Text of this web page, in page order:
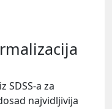
iz SDSS-a za
najvidljivija